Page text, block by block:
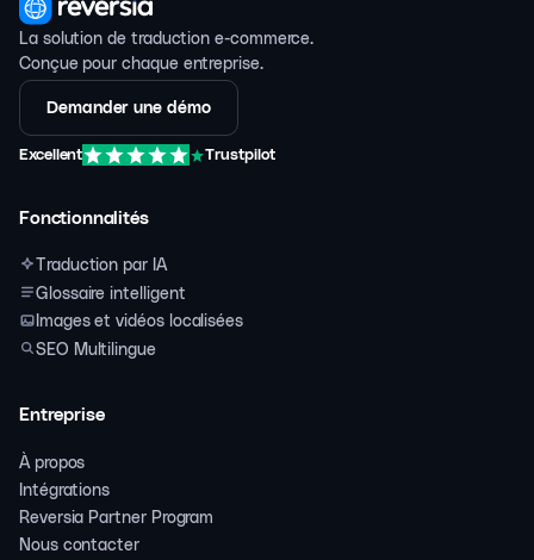
La solution de traduction e-commerce.
Conçue pour chaque entreprise.
Demander une démo
Excellent Trustpilot
Fonctionnalités
Traduction par IA
Glossaire intelligent
Images et vidéos localisées
SEO Multilingue
Entreprise
À propos
Intégrations
Reversia Partner Program
Nous contacter